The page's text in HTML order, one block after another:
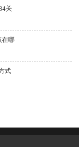
关
在哪
式